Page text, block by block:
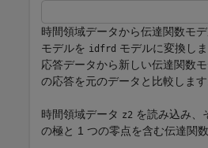
時間領域データから伝達関数モ
モデルを idfrd モデルに変換しま
応答データから新しい伝達関数
の応答を元のデータと比較します
時間領域データ z2 を読み込み、
の極と 1 つの零点を含む伝達関数